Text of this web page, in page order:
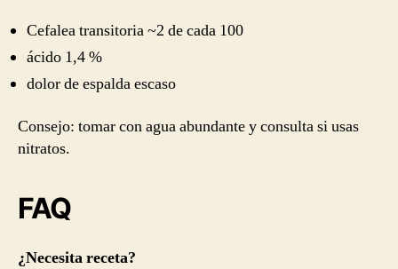
Cefalea transitoria ~2 de cada 100
ácido 1,4 %
dolor de espalda escaso
Consejo: tomar con agua abundante y consulta si usas
nitratos.
FAQ
¿Necesita receta?